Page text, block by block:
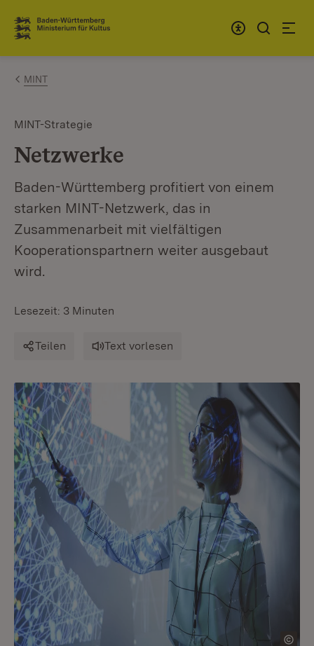
Zum Inhalt springen
Link zur Startseite
MINT
MINT-Strategie
Netzwerke
Baden-Württemberg profitiert von einem
starken MINT-Netzwerk, das in
Zusammenarbeit mit vielfältigen
Kooperationspartnern weiter ausgebaut
wird.
Lesezeit: 3 Minuten
Teilen Text vorlesen